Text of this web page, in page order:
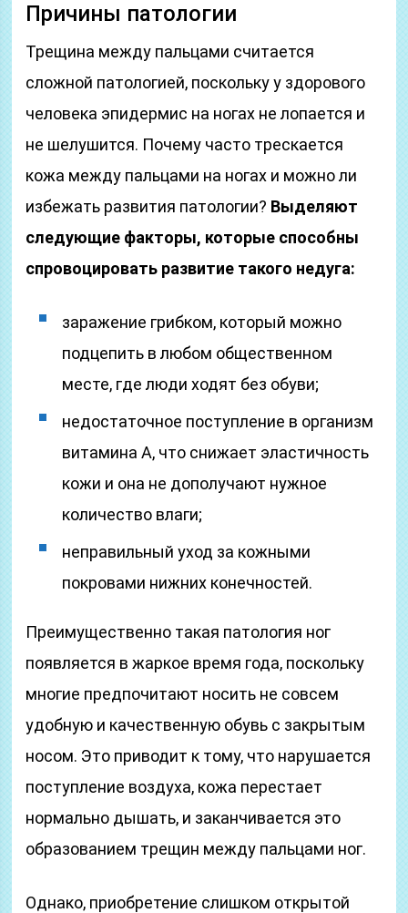
Причины патологии
Трещина между пальцами считается
сложной патологией, поскольку у здорового
человека эпидермис на ногах не лопается и
не шелушится. Почему часто трескается
кожа между пальцами на ногах и можно ли
избежать развития патологии? Выделяют
следующие факторы, которые способны
спровоцировать развитие такого недуга:
заражение грибком, который можно
подцепить в любом общественном
месте, где люди ходят без обуви;
недостаточное поступление в организм
витамина А, что снижает эластичность
кожи и она не дополучают нужное
количество влаги;
неправильный уход за кожными
покровами нижних конечностей.
Преимущественно такая патология ног
появляется в жаркое время года, поскольку
многие предпочитают носить не совсем
удобную и качественную обувь с закрытым
носом. Это приводит к тому, что нарушается
поступление воздуха, кожа перестает
нормально дышать, и заканчивается это
образованием трещин между пальцами ног.
Однако, приобретение слишком открытой